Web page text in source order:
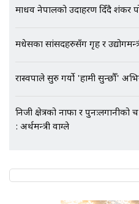
माधव नेपालको उदाहरण दिँदै शंकर
मधेसका सांसदहरुसँग गृह र
रास्वपाले सुरु गर्यो 'हामी सुन्छौँ'
निजी क्षेत्रको नाफा र पुनःलगानीको
: अर्थमन्त्री वाग्ले